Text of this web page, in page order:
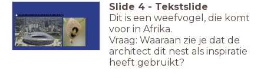
Herzog en de Meuron zijn de architecten van het volgelnest in Peking China
Slide 4 - Tekstslide
Dit is een weefvogel, die komt
voor in Afrika.
Vraag: Waaraan zie je dat de
architect dit nest als inspiratie
heeft gebruikt?